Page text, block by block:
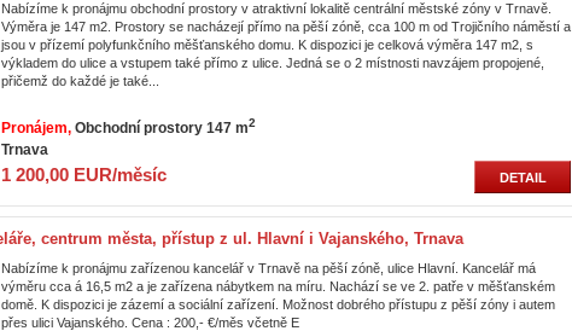
Nabízíme k pronájmu obchodní prostory v atraktivní lokalitě centrální městské zóny v Trnavě.
Výměra je 147 m2. Prostory se nacházejí přímo na pěší zóně, cca 100 m od Trojičního náměstí a
jsou v přízemí polyfunkčního měšťanského domu. K dispozici je celková výměra 147 m2, s
výkladem do ulice a vstupem také přímo z ulice. Jedná se o 2 místnosti navzájem propojené,
přičemž do každé je také...
Pronájem Obchodní prostory 147 m2
Trnava
DETAIL
1 200,00 EUR/měsíc
centrum města, přístup z ul. Hlavní i Vajanského, Trnava
Nabízíme k pronájmu zařízenou kancelář v Trnavě na pěší zóně, ulice Hlavní. Kancelář má
výměru cca á 16,5 m2 a je zařízena nábytkem na míru. Nachází se ve 2. patře v měšťanském
domě. K dispozici je zázemí a sociální zařízení. Možnost dobrého přístupu z pěší zóny i autem
přes ulici Vajanského. Cena : 200,- €/měs včetně E